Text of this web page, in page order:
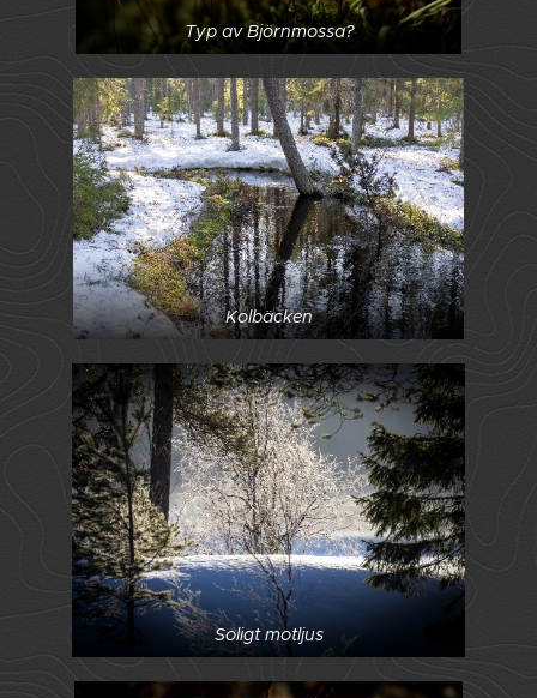
Typ av Björnmossa?
Kolbäcken
Soligt motljus